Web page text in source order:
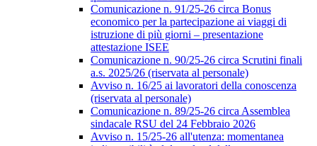
Comunicazione n. 91/25-26 circa Bonus
economico per la partecipazione ai viaggi di
istruzione di più giorni – presentazione
attestazione ISEE
Comunicazione n. 90/25-26 circa Scrutini finali
a.s. 2025/26 (riservata al personale)
Avviso n. 16/25 ai lavoratori della conoscenza
(riservata al personale)
Comunicazione n. 89/25-26 circa Assemblea
sindacale RSU del 24 Febbraio 2026
Avviso n. 15/25-26 all'utenza: momentanea